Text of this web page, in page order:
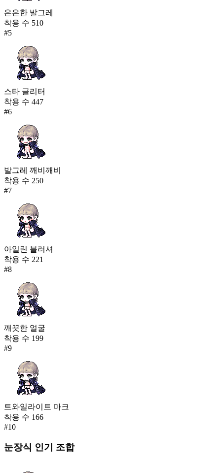
은은한 발그레
착용 수 510
#5
스타 글리터
착용 수 447
#6
발그레 깨비깨비
착용 수 250
#7
아일린 블러셔
착용 수 221
#8
깨끗한 얼굴
착용 수 199
#9
트와일라이트 마크
착용 수 166
#10
눈장식 인기 조합